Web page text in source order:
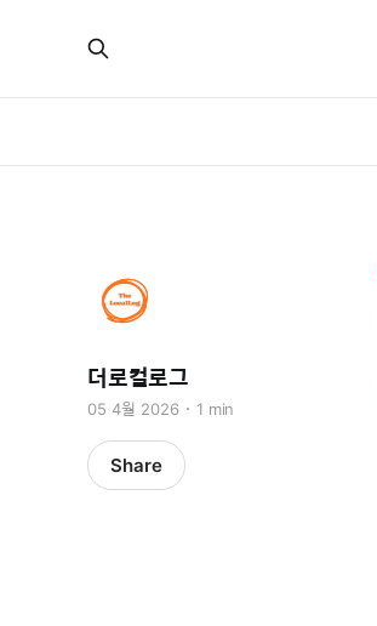
더로컬로그
05 4월 2026 1 min
Share